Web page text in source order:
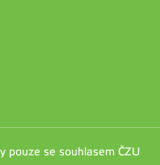
pouze se souhlasem ČZU